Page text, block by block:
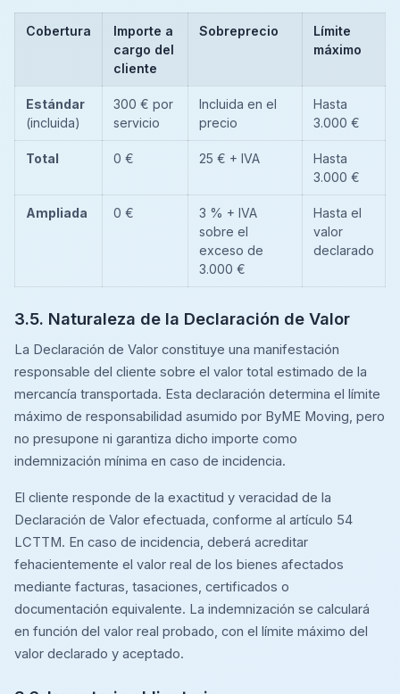
Cobertura
Importe a
cargo del
cliente
Sobreprecio
Límite
máximo
Estándar
(incluida)
300 € por
servicio
Incluida en el
precio
Hasta
3.000 €
Total 0 € 25 € + IVA
Hasta
3.000 €
Ampliada 0 €
3 % + IVA
sobre el
exceso de
3.000 €
Hasta el
valor
declarado
3.5. Naturaleza de la Declaración de Valor
La Declaración de Valor constituye una manifestación
responsable del cliente sobre el valor total estimado de la
mercancía transportada. Esta declaración determina el límite
máximo de responsabilidad asumido por ByME Moving, pero
no presupone ni garantiza dicho importe como
indemnización mínima en caso de incidencia.
El cliente responde de la exactitud y veracidad de la
Declaración de Valor efectuada, conforme al artículo 54
LCTTM. En caso de incidencia, deberá acreditar
fehacientemente el valor real de los bienes afectados
mediante facturas, tasaciones, certificados o
documentación equivalente. La indemnización se calculará
en función del valor real probado, con el límite máximo del
valor declarado y aceptado.